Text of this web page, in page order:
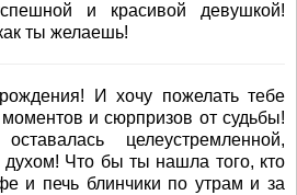
и красивой девушкой!
ты желаешь!
И хочу пожелать тебе
и сюрпризов от судьбы!
целеустремленной,
духом! Что бы ты нашла того, кто
и печь блинчики по утрам и за